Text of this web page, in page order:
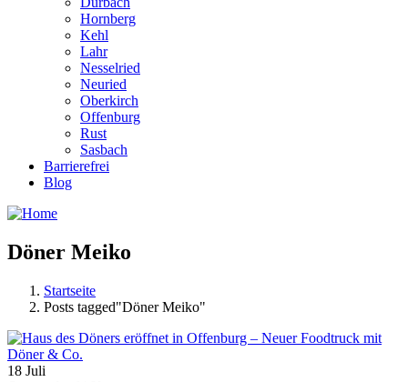
Hornberg
Kehl
Lahr
Nesselried
Neuried
Oberkirch
Offenburg
Rust
Sasbach
Barrierefrei
Blog
Döner Meiko
Startseite
Posts tagged"Döner Meiko"
18 Juli